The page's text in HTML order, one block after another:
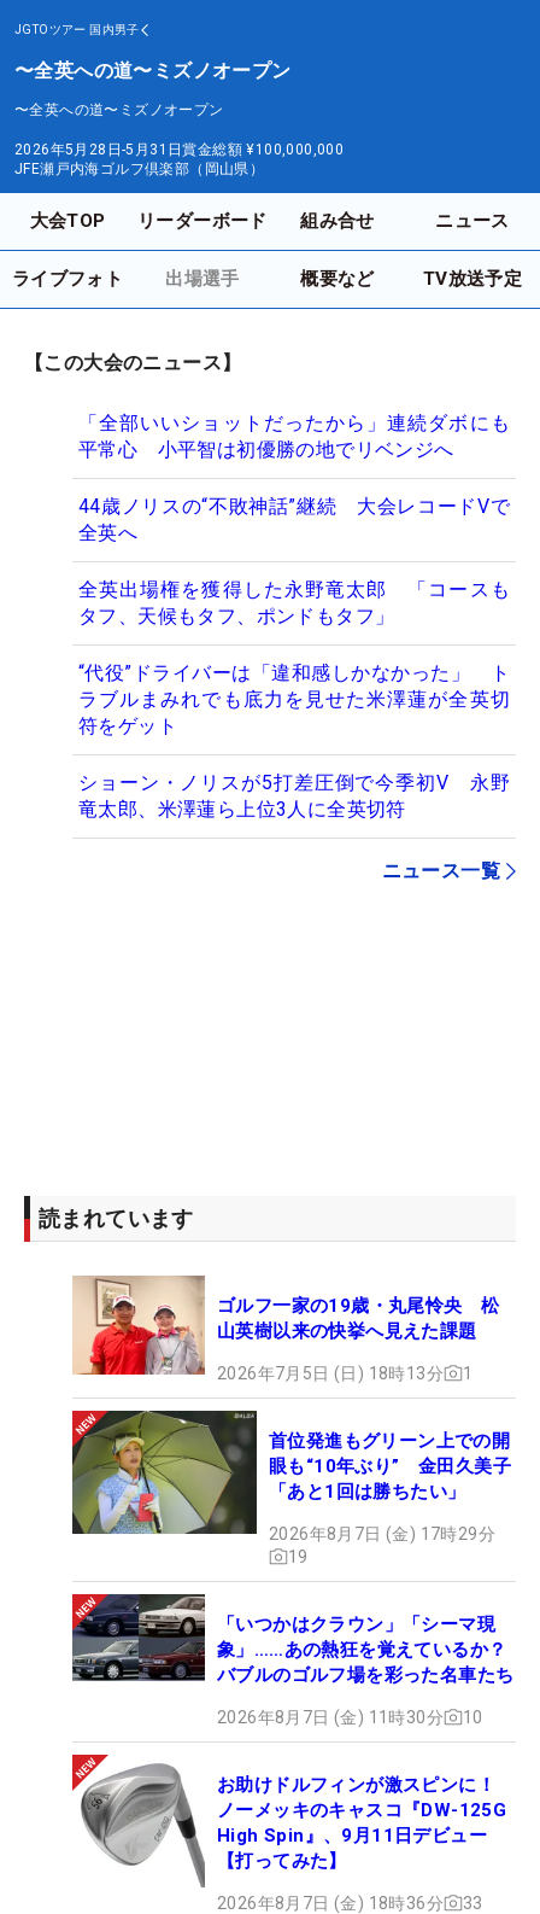
JGTOツアー 国内男子
〜全英への道〜ミズノオープン
〜全英への道〜ミズノオープン
2026年5月28日-5月31日賞金総額 ¥100,000,000
JFE瀬戸内海ゴルフ倶楽部（岡山県）
大会TOP リーダーボード 組み合せ ニュース
ライブフォト 出場選手 概要など TV放送予定
【この大会のニュース】
「全部いいショットだったから」連続ダボにも
平常心 小平智は初優勝の地でリベンジへ
44歳ノリスの“不敗神話”継続 大会レコードVで
全英へ
全英出場権を獲得した永野竜太郎 「コースも
タフ、天候もタフ、ポンドもタフ」
“代役”ドライバーは「違和感しかなかった」 ト
ラブルまみれでも底力を見せた米澤蓮が全英切
符をゲット
ショーン・ノリスが5打差圧倒で今季初V 永野
竜太郎、米澤蓮ら上位3人に全英切符
ニュース一覧
読まれています
ゴルフ一家の19歳・丸尾怜央 松
山英樹以来の快挙へ見えた課題
2026年7月5日 (日) 18時13分 1
首位発進もグリーン上での開
眼も“10年ぶり” 金田久美子
「あと1回は勝ちたい」
2026年8月7日 (金) 17時29分
19
「いつかはクラウン」「シーマ現
象」……あの熱狂を覚えているか？
バブルのゴルフ場を彩った名車たち
2026年8月7日 (金) 11時30分 10
お助けドルフィンが激スピンに！
ノーメッキのキャスコ『DW-125G
High Spin』、9月11日デビュー
【打ってみた】
2026年8月7日 (金) 18時36分 33